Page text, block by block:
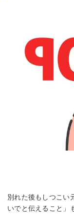
別れた後もしつこい
いでと伝えること」